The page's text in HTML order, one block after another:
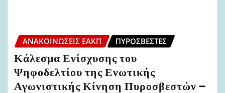
ΑΝΑΚΟΙΝΏΣΕΙΣ ΕΑΚΠ ΠΥΡΟΣΒΈΣΤΕΣ
Κάλεσμα Ενίσχυσης του
Ψηφοδελτίου της Ενωτικής
Αγωνιστικής Κίνηση Πυροσβεστών –